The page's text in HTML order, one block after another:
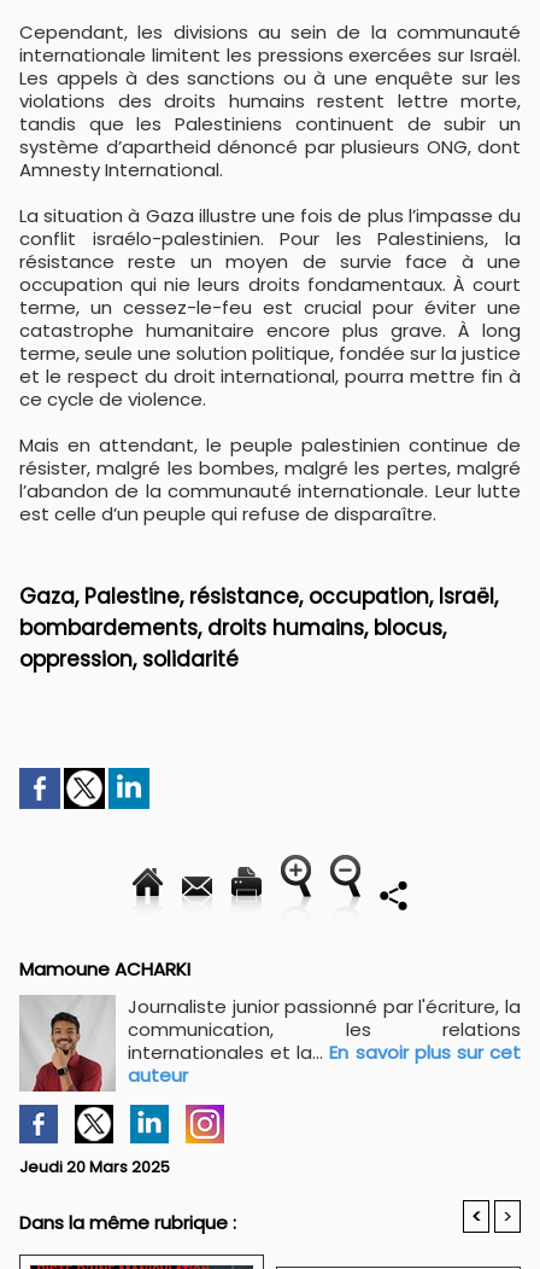
Cependant, les divisions au sein de la communauté
internationale limitent les pressions exercées sur Israël.
Les appels à des sanctions ou à une enquête sur les
violations des droits humains restent lettre morte,
tandis que les Palestiniens continuent de subir un
système d’apartheid dénoncé par plusieurs ONG, dont
Amnesty International.
La situation à Gaza illustre une fois de plus l’impasse du
conflit israélo-palestinien. Pour les Palestiniens, la
résistance reste un moyen de survie face à une
occupation qui nie leurs droits fondamentaux. À court
terme, un cessez-le-feu est crucial pour éviter une
catastrophe humanitaire encore plus grave. À long
terme, seule une solution politique, fondée sur la justice
et le respect du droit international, pourra mettre fin à
ce cycle de violence.
Mais en attendant, le peuple palestinien continue de
résister, malgré les bombes, malgré les pertes, malgré
l’abandon de la communauté internationale. Leur lutte
est celle d’un peuple qui refuse de disparaître.
Gaza, Palestine, résistance, occupation, Israël,
bombardements, droits humains, blocus,
oppression, solidarité
Mamoune ACHARKI
Journaliste junior passionné par l'écriture, la
communication, les relations
internationales et la...En savoir plus sur cet
auteur
Jeudi 20 Mars 2025
Dans la même rubrique : < >